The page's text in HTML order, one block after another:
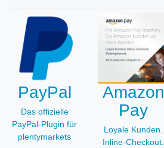
PayPal
Das offizielle
PayPal-Plugin für
plentymarkets
Amazon
Pay
Loyale Kunden.
Inline-Checkout.